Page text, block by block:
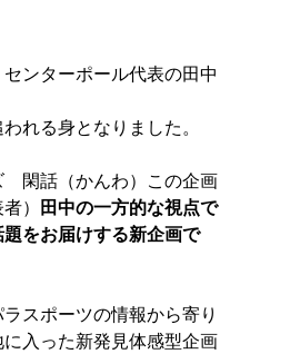
ンターポール代表の田中
れる身となりました。
閑話（かんわ）この企画
）
田中の一方的な視点で
をお届けする新企画で
スポーツの情報から寄り
入った新発見体感型企画